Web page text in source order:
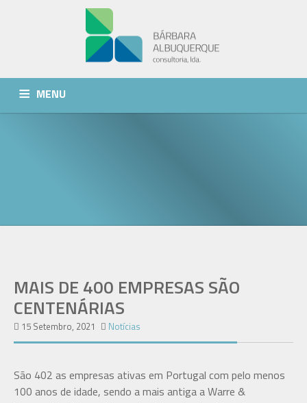
MENU
MAIS DE 400 EMPRESAS SÃO
CENTENÁRIAS
15 Setembro, 2021 Notícias
São 402 as empresas ativas em Portugal com pelo menos
100 anos de idade, sendo a mais antiga a Warre &